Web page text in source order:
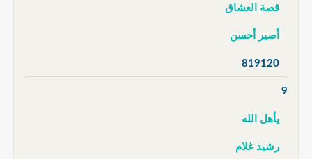
قصة العشاق
أصير أحسن
819120
9
يأهل الله
رشيد غلام